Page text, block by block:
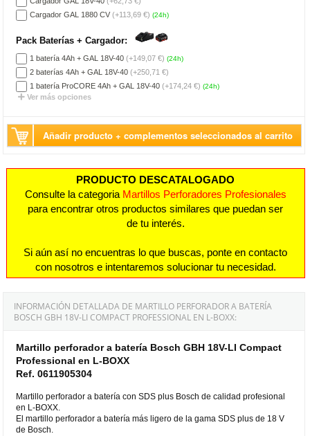
Cargador GAL 1880 CV (+113,69 €) (24h)
Pack Baterías + Cargador:
1 batería 4Ah + GAL 18V-40 (+149,07 €) (24h)
2 baterías 4Ah + GAL 18V-40 (+250,71 €)
1 batería ProCORE 4Ah + GAL 18V-40 (+174,24 €) (24h)
Ver más opciones
Añadir producto + complementos seleccionados al carrito
PRODUCTO DESCATALOGADO
Consulte la categoria Martillos Perforadores Profesionales
para encontrar otros productos similares que puedan ser
de tu interés.
Si aún así no encuentras lo que buscas, ponte en contacto
con nosotros e intentaremos solucionar tu necesidad.
INFORMACIÓN DETALLADA DE MARTILLO PERFORADOR A BATERÍA
BOSCH GBH 18V-LI COMPACT PROFESSIONAL EN L-BOXX:
Martillo perforador a batería Bosch GBH 18V-LI Compact
Professional en L-BOXX
Ref. 0611905304
Martillo perforador a batería con SDS plus Bosch de calidad profesional
en L-BOXX.
El martillo perforador a batería más ligero de la gama SDS plus de 18 V
de Bosch.